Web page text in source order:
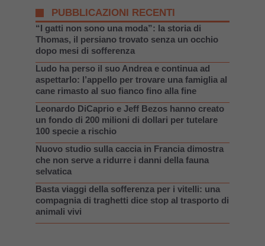
PUBBLICAZIONI RECENTI
“I gatti non sono una moda”: la storia di
Thomas, il persiano trovato senza un occhio
dopo mesi di sofferenza
Ludo ha perso il suo Andrea e continua ad
aspettarlo: l’appello per trovare una famiglia al
cane rimasto al suo fianco fino alla fine
Leonardo DiCaprio e Jeff Bezos hanno creato
un fondo di 200 milioni di dollari per tutelare
100 specie a rischio
Nuovo studio sulla caccia in Francia dimostra
che non serve a ridurre i danni della fauna
selvatica
Basta viaggi della sofferenza per i vitelli: una
compagnia di traghetti dice stop al trasporto di
animali vivi